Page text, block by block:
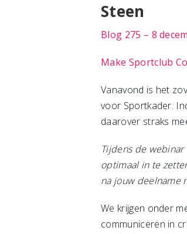
Steen
Blog 275 – 8
Make Sportclub
Vanavond is het
voor Sportkader.
daarover straks
Tijdens de
optimaal in te
na jouw deelname
We krijgen onder
communiceren in